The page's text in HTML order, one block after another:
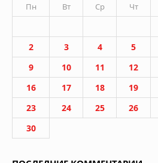
Пн
Вт Ср Чт
2
3 4 5
9
10 11 12
16
17 18 19
23
24 25 26
30